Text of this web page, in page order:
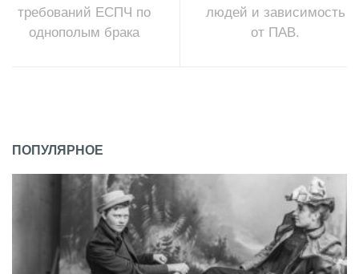
требований ЕСПЧ по
однополым брака
людей и зависимость
от ПАВ.
ПОПУЛЯРНОЕ